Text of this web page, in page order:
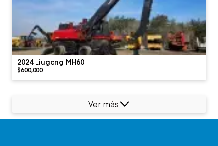
2024 Liugong MH60
$600,000
Ver más